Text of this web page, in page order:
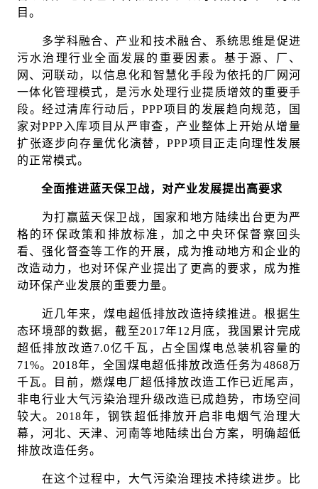
目。
多学科融合、产业和技术融合、系统思维是促进
污水治理行业全面发展的重要因素。基于源、厂、
网、河联动，以信息化和智慧化手段为依托的厂网河
一体化管理模式，是污水处理行业提质增效的重要手
段。经过清库行动后，PPP项目的发展趋向规范，国
家对PPP入库项目从严审查，产业整体上开始从增量
扩张逐步向存量优化演替，PPP项目正走向理性发展
的正常模式。
全面推进蓝天保卫战，对产业发展提出高要求
为打赢蓝天保卫战，国家和地方陆续出台更为严
格的环保政策和排放标准，加之中央环保督察回头
看、强化督查等工作的开展，成为推动地方和企业的
改造动力，也对环保产业提出了更高的要求，成为推
动环保产业发展的重要力量。
近几年来，煤电超低排放改造持续推进。根据生
态环境部的数据，截至2017年12月底，我国累计完成
超低排放改造7.0亿千瓦，占全国煤电总装机容量的
71%。2018年，全国煤电超低排放改造任务为4868万
千瓦。目前，燃煤电厂超低排放改造工作已近尾声，
非电行业大气污染治理升级改造已成趋势，市场空间
较大。2018年，钢铁超低排放开启非电烟气治理大
幕，河北、天津、河南等地陆续出台方案，明确超低
排放改造任务。
在这个过程中，大气污染治理技术持续进步。比